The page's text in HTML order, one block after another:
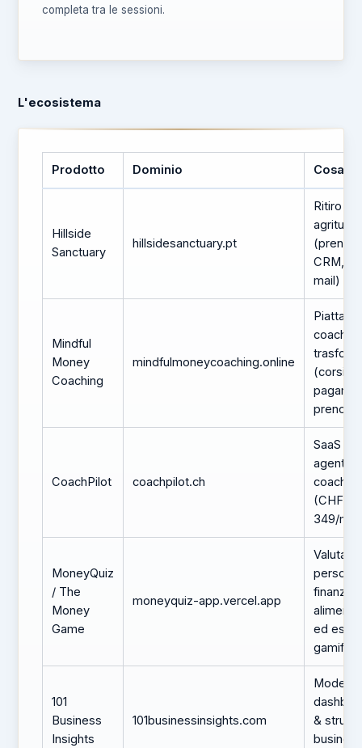
completa tra le sessioni.
L'ecosistema
Prodotto Dominio Cosa fa
Hillside
Sanctuary
hillsidesanctuary.pt
Ritiro
CRM,
mail)
Mindful
Money
Coaching
mindfulmoneycoaching.online
coaching
(corsi,
CoachPilot coachpilot.ch
SaaS
agente
coach
(CHF
349/
MoneyQuiz
/ The
Money
Game
moneyquiz-app.vercel.app
ed
101
Business
Insights
101businessinsights.com
Modelli
&
business